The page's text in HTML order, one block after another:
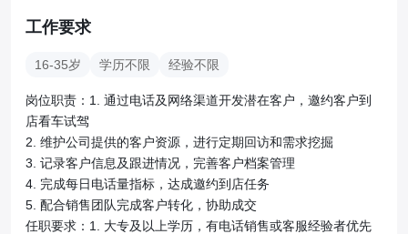
工作要求
16-35岁 学历不限 经验不限
岗位职责：1. 通过电话及网络渠道开发潜在客户，邀约客户到
店看车试驾
2. 维护公司提供的客户资源，进行定期回访和需求挖掘
3. 记录客户信息及跟进情况，完善客户档案管理
4. 完成每日电话量指标，达成邀约到店任务
5. 配合销售团队完成客户转化，协助成交
任职要求：1. 大专及以上学历，有电话销售或客服经验者优先